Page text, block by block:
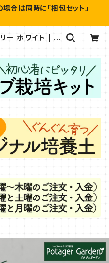
合は同時に「梱包セット」
ー ホワイト | ハ